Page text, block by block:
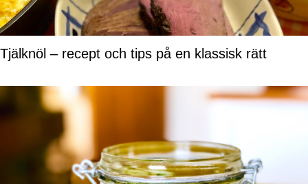
Tjälknöl – recept och tips på en klassisk rätt